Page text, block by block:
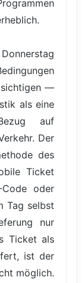
—
als eine
auf
Der
des
Ticket
oder
Tag selbst
nur
Ticket als
ist der
möglich.